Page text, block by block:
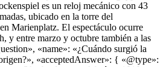
es un reloj mecánico con 43
ubicado en la torre del
Marienplatz. El espectáculo ocurre
y entre marzo y octubre también a las
«name»: «¿Cuándo surgió la
«acceptedAnswer»: { «@type»: